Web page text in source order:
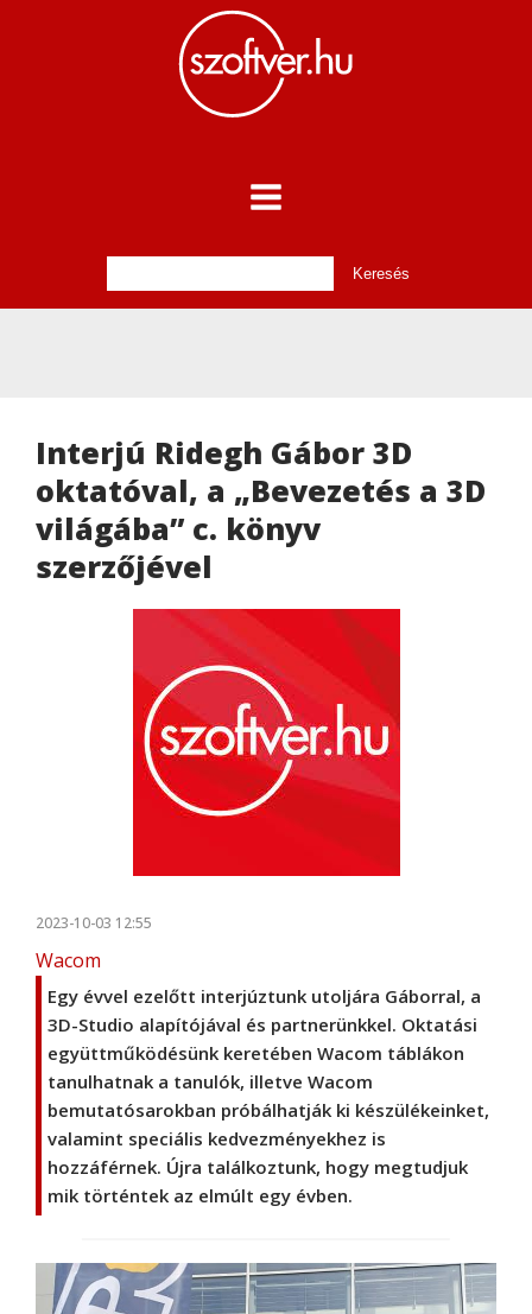
Interjú Ridegh Gábor 3D
oktatóval, a „Bevezetés a 3D
világába” c. könyv
szerzőjével
2023-10-03 12:55
Wacom
Egy évvel ezelőtt interjúztunk utoljára Gáborral, a
3D-Studio alapítójával és partnerünkkel. Oktatási
együttműködésünk keretében Wacom táblákon
tanulhatnak a tanulók, illetve Wacom
bemutatósarokban próbálhatják ki készülékeinket,
valamint speciális kedvezményekhez is
hozzáférnek. Újra találkoztunk, hogy megtudjuk
mik történtek az elmúlt egy évben.